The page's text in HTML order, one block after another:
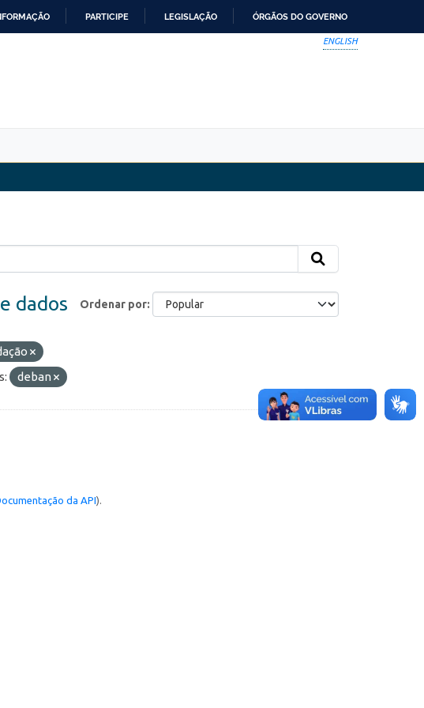
PARTICIPE LEGISLAÇÃO ÓRGÃOS DO GOVERNO
ENGLISH
Ordenar por
dados
deban
da API).